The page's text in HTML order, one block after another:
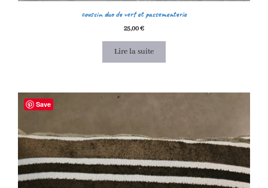
coussin duo de vert et passementerie
25,00€
Lire la suite
Save